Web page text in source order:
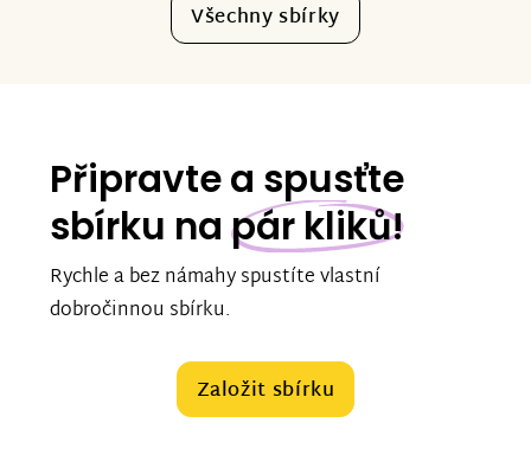
Všechny sbírky
Připravte a spusťte
sbírku na pár kliků!
Rychle a bez námahy spustíte vlastní
dobročinnou sbírku.
Založit sbírku